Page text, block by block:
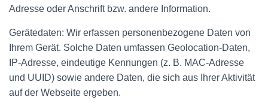
Adresse oder Anschrift bzw. andere Information.
Gerätedaten: Wir erfassen personenbezogene Daten von
Ihrem Gerät. Solche Daten umfassen Geolocation-Daten,
IP-Adresse, eindeutige Kennungen (z. B. MAC-Adresse
und UUID) sowie andere Daten, die sich aus Ihrer Aktivität
auf der Webseite ergeben.